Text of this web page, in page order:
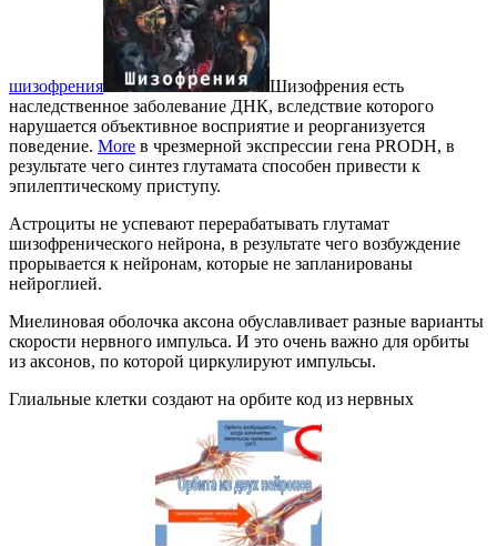
шизофрения
Шизофрения есть
наследственное заболевание ДНК, вследствие которого
нарушается объективное восприятие и реорганизуется
поведение. More в чрезмерной экспрессии гена PRODH, в
результате чего синтез глутамата способен привести к
эпилептическому приступу.
Астроциты не успевают перерабатывать глутамат
шизофренического нейрона, в результате чего возбуждение
прорывается к нейронам, которые не запланированы
нейроглией.
Миелиновая оболочка аксона обуславливает разные варианты
скорости нервного импульса. И это очень важно для орбиты
из аксонов, по которой циркулируют импульсы.
Глиальные клетки создают на орбите код из нервных